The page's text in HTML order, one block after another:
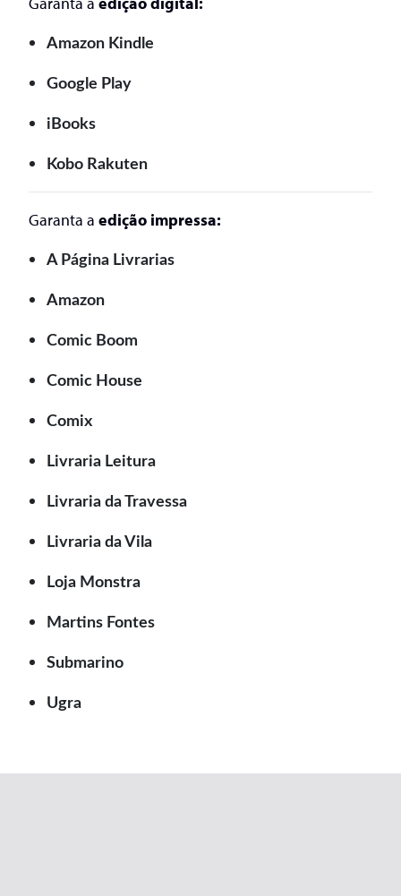
Amazon Kindle
Google Play
iBooks
Kobo Rakuten
Garanta a edição impressa:
A Página Livrarias
Amazon
Comic Boom
Comic House
Comix
Livraria Leitura
Livraria da Travessa
Livraria da Vila
Loja Monstra
Martins Fontes
Submarino
Ugra